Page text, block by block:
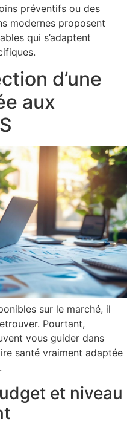
préventifs ou des
modernes proposent
qui s’adaptent
d’une
aux
sur le marché, il
Pourtant,
vous guider dans
santé vraiment adaptée
et niveau